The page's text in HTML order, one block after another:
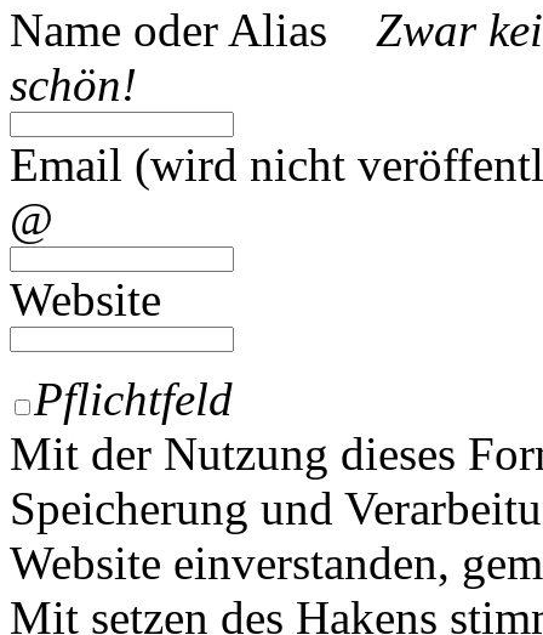
Name oder Alias Zwar
schön!
Email (wird nicht
@
Website
Pflichtfeld
Mit der Nutzung dieses
Speicherung und
Website einverstanden,
Mit setzen des Hakens